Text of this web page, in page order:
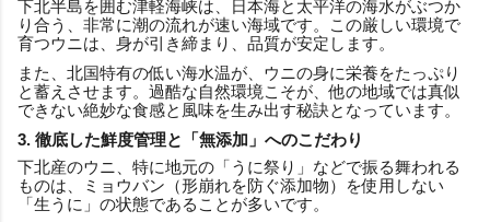
下北半島を囲む津軽海峡は、日本海と太平洋の海水がぶつか
り合う、非常に潮の流れが速い海域です。この厳しい環境で
育つウニは、身が引き締まり、品質が安定します。
また、北国特有の低い海水温が、ウニの身に栄養をたっぷり
と蓄えさせます。過酷な自然環境こそが、他の地域では真似
できない絶妙な食感と風味を生み出す秘訣となっています。
3. 徹底した鮮度管理と「無添加」へのこだわり
下北産のウニ、特に地元の「うに祭り」などで振る舞われる
ものは、ミョウバン（形崩れを防ぐ添加物）を使用しない
「生うに」の状態であることが多いです。